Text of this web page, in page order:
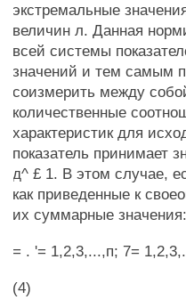
экстремальные
величин л. Данная
всей системы
значений и тем самым
соизмерить между
количественные
характеристик для
показатель принимает
д^ £ 1. В этом случае,
как приведенные к
их суммарные значения:
= . '= 1,2,3,...,п; 7=
(4)